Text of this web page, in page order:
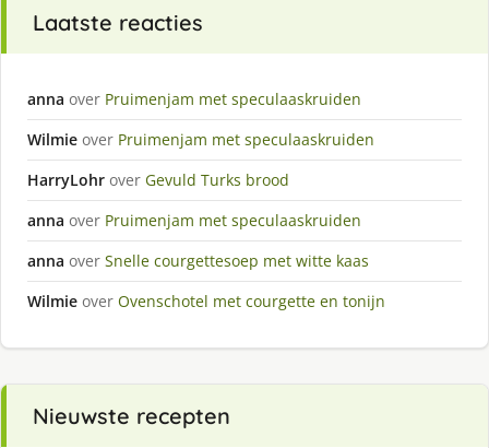
Laatste reacties
anna over Pruimenjam met speculaaskruiden
Wilmie over Pruimenjam met speculaaskruiden
HarryLohr over Gevuld Turks brood
anna over Pruimenjam met speculaaskruiden
anna over Snelle courgettesoep met witte kaas
Wilmie over Ovenschotel met courgette en tonijn
Nieuwste recepten